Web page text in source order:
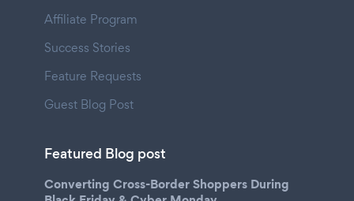
Affiliate Program
Success Stories
Feature Requests
Guest Blog Post
Featured Blog post
Converting Cross-Border Shoppers During